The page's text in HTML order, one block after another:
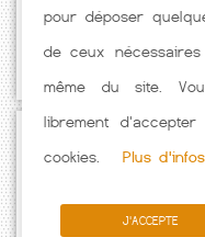
hors assurance. Taux
caractéristiques de
pour déposer
de ceux nécessaires
même du site.
librement
cookies.
Plus d'infos
J'ACCEPTE